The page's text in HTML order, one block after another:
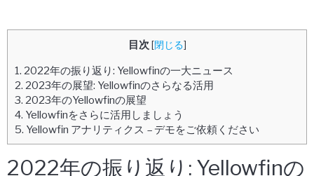
目次 [閉じる]
1. 2022年の振り返り: Yellowfinの一大ニュース
2. 2023年の展望: Yellowfinのさらなる活用
3. 2023年のYellowfinの展望
4. Yellowfinをさらに活用しましょう
5. Yellowfin アナリティクス – デモをご依頼ください
2022年の振り返り: Yellowfinの